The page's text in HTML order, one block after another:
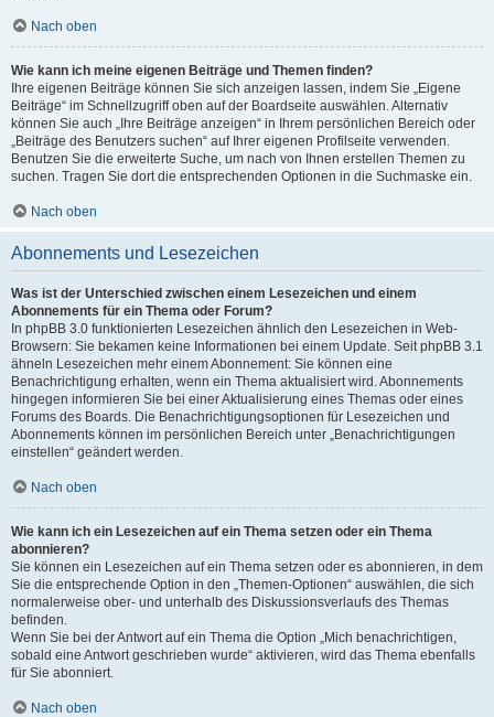
Nach oben
Wie kann ich meine eigenen Beiträge und Themen finden?
Ihre eigenen Beiträge können Sie sich anzeigen lassen, indem Sie „Eigene
Beiträge“ im Schnellzugriff oben auf der Boardseite auswählen. Alternativ
können Sie auch „Ihre Beiträge anzeigen“ in Ihrem persönlichen Bereich oder
„Beiträge des Benutzers suchen“ auf Ihrer eigenen Profilseite verwenden.
Benutzen Sie die erweiterte Suche, um nach von Ihnen erstellen Themen zu
suchen. Tragen Sie dort die entsprechenden Optionen in die Suchmaske ein.
Nach oben
Abonnements und Lesezeichen
Was ist der Unterschied zwischen einem Lesezeichen und einem
Abonnements für ein Thema oder Forum?
In phpBB 3.0 funktionierten Lesezeichen ähnlich den Lesezeichen in Web-
Browsern: Sie bekamen keine Informationen bei einem Update. Seit phpBB 3.1
ähneln Lesezeichen mehr einem Abonnement: Sie können eine
Benachrichtigung erhalten, wenn ein Thema aktualisiert wird. Abonnements
hingegen informieren Sie bei einer Aktualisierung eines Themas oder eines
Forums des Boards. Die Benachrichtigungsoptionen für Lesezeichen und
Abonnements können im persönlichen Bereich unter „Benachrichtigungen
einstellen“ geändert werden.
Nach oben
Wie kann ich ein Lesezeichen auf ein Thema setzen oder ein Thema
abonnieren?
Sie können ein Lesezeichen auf ein Thema setzen oder es abonnieren, in dem
Sie die entsprechende Option in den „Themen-Optionen“ auswählen, die sich
normalerweise ober- und unterhalb des Diskussionsverlaufs des Themas
befinden.
Wenn Sie bei der Antwort auf ein Thema die Option „Mich benachrichtigen,
sobald eine Antwort geschrieben wurde“ aktivieren, wird das Thema ebenfalls
für Sie abonniert.
Nach oben